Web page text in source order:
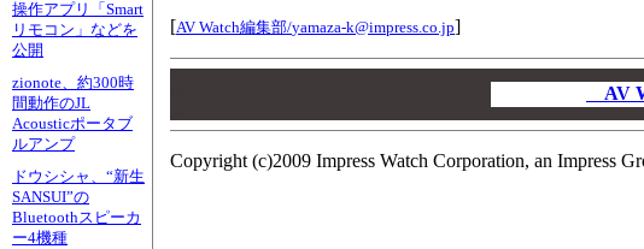
操作アプリ「Smart
リモコン」などを
公開
zionote、約300時
間動作のJL
Acousticポータブ
ルアンプ
ドウシシャ、“新生
SANSUI”の
Bluetoothスピーカ
ー4機種
[AV Watch編集部/yamaza-k@impress.co.jp]
AV
Copyright (c)2009 Impress Watch Corporation, an Impress